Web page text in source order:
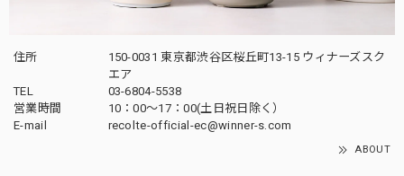
住所
150-0031 東京都渋谷区桜丘町13-15 ウィナーズスク
エア
TEL
03-6804-5538
営業時間
10：00〜17：00(土日祝日除く）
E-mail
recolte-official-ec@winner-s.com
ABOUT